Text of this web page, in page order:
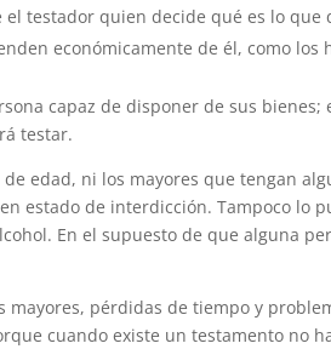
testador quien decide qué es lo
económicamente de él, como los
capaz de disponer de sus
testar.
edad, ni los mayores que tengan
estado de interdicción. Tampoco lo
En el supuesto de que alguna
mayores, pérdidas de tiempo y
cuando existe un testamento no